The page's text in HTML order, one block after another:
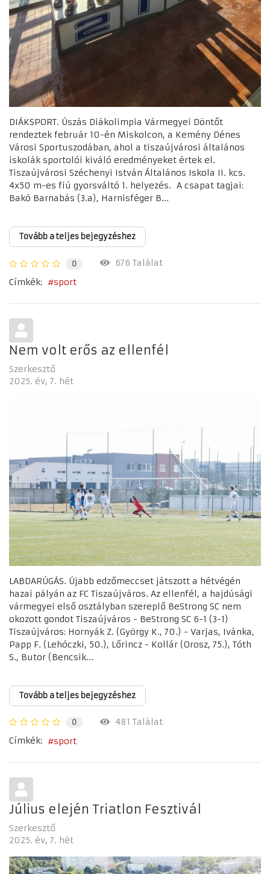
DIÁKSPORT. Úszás Diákolimpia Vármegyei Döntőt
rendeztek február 10-én Miskolcon, a Kemény Dénes
Városi Sportuszodában, ahol a tiszaújvárosi általános
iskolák sportolói kiváló eredményeket értek el.
Tiszaújvárosi Széchenyi István Általános Iskola II. kcs.
4x50 m-es fiú gyorsváltó 1. helyezés. A csapat tagjai:
Bakó Barnabás (3.a), Harnisféger B...
Tovább a teljes bejegyzéshez
0
676 Találat
Címkék:
sport
Nem volt erős az ellenfél
Szerkesztő
2025. év 7. hét
LABDARÚGÁS. Újabb edzőmeccset játszott a hétvégén
hazai pályán az FC Tiszaújváros. Az ellenfél, a hajdúsági
vármegyei első osztályban szereplő BeStrong SC nem
okozott gondot Tiszaújváros - BeStrong SC 6-1 (3-1)
Tiszaújváros: Hornyák Z. (György K., 70.) - Varjas, Ivánka,
Papp F. (Lehóczki, 50.), Lőrincz - Kollár (Orosz, 75.), Tóth
S., Butor (Bencsik...
Tovább a teljes bejegyzéshez
0
481 Találat
Címkék:
sport
Július elején Triatlon Fesztivál
Szerkesztő
2025. év 7. hét